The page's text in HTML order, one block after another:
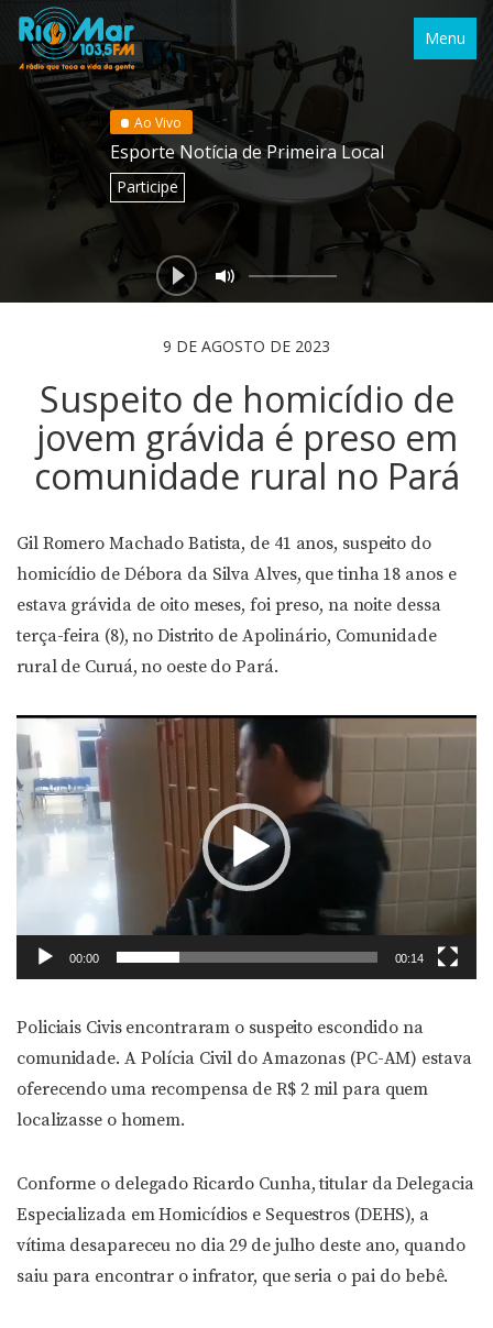
Menu
Ao Vivo
Esporte Notícia de Primeira Local
Participe
9 DE AGOSTO DE 2023
Suspeito de homicídio de
jovem grávida é preso em
comunidade rural no Pará
Gil Romero Machado Batista, de 41 anos, suspeito do
homicídio de Débora da Silva Alves, que tinha 18 anos e
estava grávida de oito meses, foi preso, na noite dessa
terça-feira (8), no Distrito de Apolinário, Comunidade
rural de Curuá, no oeste do Pará.
Tocador
de
vídeo
00:00 00:14
Policiais Civis encontraram o suspeito escondido na
comunidade. A Polícia Civil do Amazonas (PC-AM) estava
oferecendo uma recompensa de R$ 2 mil para quem
localizasse o homem.
Conforme o delegado Ricardo Cunha, titular da Delegacia
Especializada em Homicídios e Sequestros (DEHS), a
vítima desapareceu no dia 29 de julho deste ano, quando
saiu para encontrar o infrator, que seria o pai do bebê.